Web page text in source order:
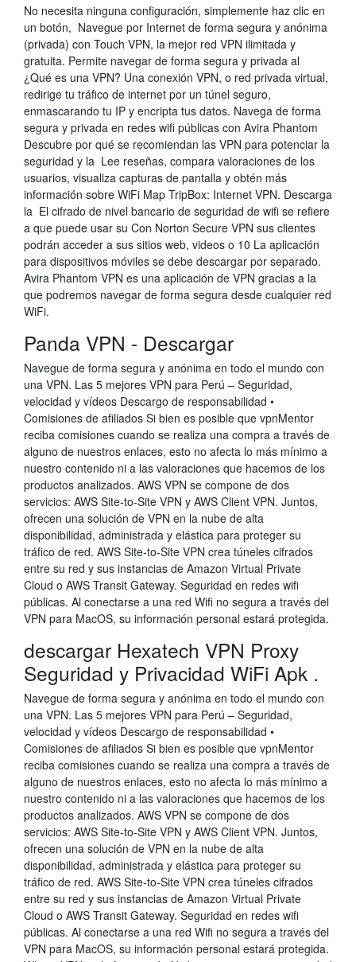
No necesita ninguna configuración, simplemente haz clic en
un botón, Navegue por Internet de forma segura y anónima
(privada) con Touch VPN, la mejor red VPN ilimitada y
gratuita. Permite navegar de forma segura y privada al
¿Qué es una VPN? Una conexión VPN, o red privada virtual,
redirige tu tráfico de internet por un túnel seguro,
enmascarando tu IP y encripta tus datos. Navega de forma
segura y privada en redes wifi públicas con Avira Phantom
Descubre por qué se recomiendan las VPN para potenciar la
seguridad y la Lee reseñas, compara valoraciones de los
usuarios, visualiza capturas de pantalla y obtén más
información sobre WiFi Map TripBox: Internet VPN. Descarga
la El cifrado de nivel bancario de seguridad de wifi se refiere
a que puede usar su Con Norton Secure VPN sus clientes
podrán acceder a sus sitios web, videos o 10 La aplicación
para dispositivos móviles se debe descargar por separado.
Avira Phantom VPN es una aplicación de VPN gracias a la
que podremos navegar de forma segura desde cualquier red
WiFi.
Panda VPN - Descargar
Navegue de forma segura y anónima en todo el mundo con
una VPN. Las 5 mejores VPN para Perú – Seguridad,
velocidad y vídeos Descargo de responsabilidad •
Comisiones de afiliados Si bien es posible que vpnMentor
reciba comisiones cuando se realiza una compra a través de
alguno de nuestros enlaces, esto no afecta lo más mínimo a
nuestro contenido ni a las valoraciones que hacemos de los
productos analizados. AWS VPN se compone de dos
servicios: AWS Site-to-Site VPN y AWS Client VPN. Juntos,
ofrecen una solución de VPN en la nube de alta
disponibilidad, administrada y elástica para proteger su
tráfico de red. AWS Site-to-Site VPN crea túneles cifrados
entre su red y sus instancias de Amazon Virtual Private
Cloud o AWS Transit Gateway. Seguridad en redes wifi
públicas. Al conectarse a una red Wifi no segura a través del
VPN para MacOS, su información personal estará protegida.
descargar Hexatech VPN Proxy
Seguridad y Privacidad WiFi Apk .
Navegue de forma segura y anónima en todo el mundo con
una VPN. Las 5 mejores VPN para Perú – Seguridad,
velocidad y vídeos Descargo de responsabilidad •
Comisiones de afiliados Si bien es posible que vpnMentor
reciba comisiones cuando se realiza una compra a través de
alguno de nuestros enlaces, esto no afecta lo más mínimo a
nuestro contenido ni a las valoraciones que hacemos de los
productos analizados. AWS VPN se compone de dos
servicios: AWS Site-to-Site VPN y AWS Client VPN. Juntos,
ofrecen una solución de VPN en la nube de alta
disponibilidad, administrada y elástica para proteger su
tráfico de red. AWS Site-to-Site VPN crea túneles cifrados
entre su red y sus instancias de Amazon Virtual Private
Cloud o AWS Transit Gateway. Seguridad en redes wifi
públicas. Al conectarse a una red Wifi no segura a través del
VPN para MacOS, su información personal estará protegida.